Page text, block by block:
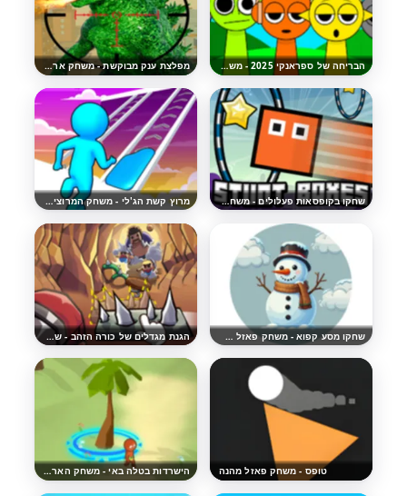
הבריחה של ספראנקי 2025 - משחק פאזל אימה מפלצת ענק מבוקשת - משחק ארקייד מהנה
שחקו בקופסאות פעלולים - משחק הארקייד המהנה מרוץ קשת הג'לי - משחק המרוצים המהנה
שחקו מסע קפוא - משחק פאזל התאמה-3 מהנה הגנת מגדלים של כורה הזהב - שחקו אונליין בחינם
טופס - משחק פאזל מהנה הישרדות בטלה באי - משחק הארקייד המהנה